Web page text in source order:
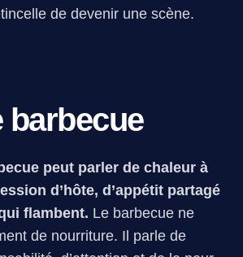
de devenir une scène.
barbecue
peut parler de chaleur à
d’hôte, d’appétit partagé
flambent. Le barbecue ne
de nourriture. Il parle de